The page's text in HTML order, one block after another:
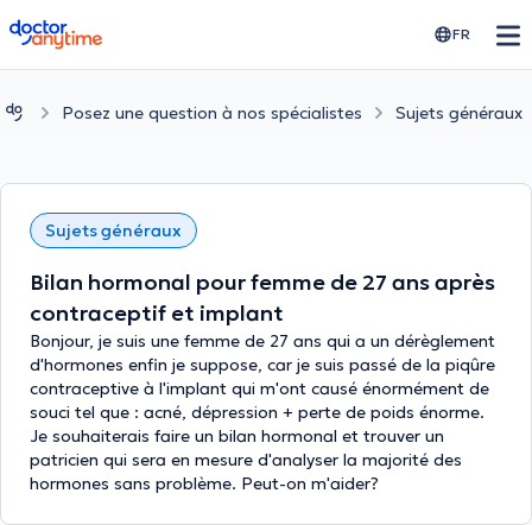
doctoranytime FR
Posez une question à nos spécialistes Sujets généraux
Sujets généraux
Bilan hormonal pour femme de 27 ans après
contraceptif et implant
Bonjour, je suis une femme de 27 ans qui a un dérèglement
d'hormones enfin je suppose, car je suis passé de la piqûre
contraceptive à l'implant qui m'ont causé énormément de
souci tel que : acné, dépression + perte de poids énorme.
Je souhaiterais faire un bilan hormonal et trouver un
patricien qui sera en mesure d'analyser la majorité des
hormones sans problème. Peut-on m'aider?